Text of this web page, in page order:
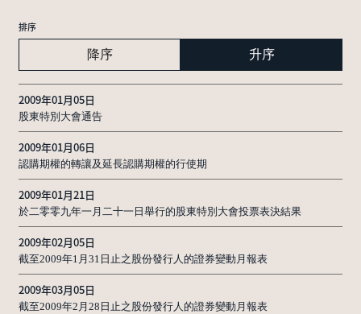
排序
降序 升序
2009年01月05日
股東特別大會通告
2009年01月06日
認購期權的轉讓及延長認購期權的行使期
2009年01月21日
於二零零九年一月二十一日舉行的股東特別大會投票表決結果
2009年02月05日
截至2009年1月31日止之股份發行人的證券變動月報表
2009年03月05日
截至2009年2月28日止之股份發行人的證券變動月報表